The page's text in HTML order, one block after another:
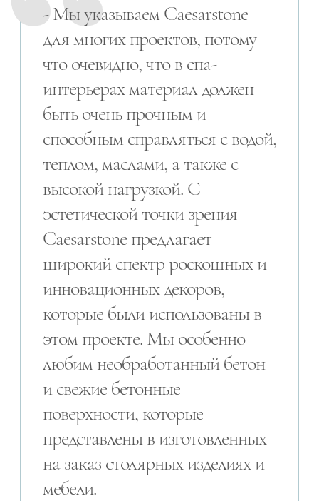
- Мы указываем Caesarstone
для многих проектов, потому
что очевидно, что в спа-
интерьерах материал должен
быть очень прочным и
способным справляться с водой,
теплом, маслами, а также с
высокой нагрузкой. С
эстетической точки зрения
Caesarstone предлагает
широкий спектр роскошных и
инновационных декоров,
которые были использованы в
этом проекте. Мы особенно
любим необработанный бетон
и свежие бетонные
поверхности, которые
представлены в изготовленных
на заказ столярных изделиях и
мебели.